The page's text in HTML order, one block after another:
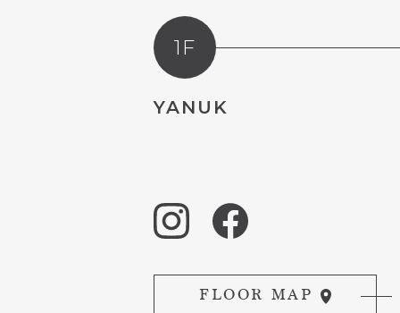
1F
YANUK
FLOOR MAP